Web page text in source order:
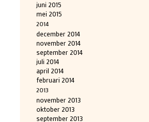
juni 2015
mei 2015
2014
december 2014
november 2014
september 2014
juli 2014
april 2014
februari 2014
2013
november 2013
oktober 2013
september 2013